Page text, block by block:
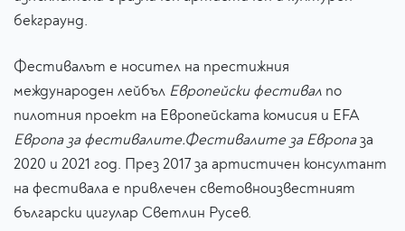
бекграунд.
Фестивалът е носител на престижния
международен лейбъл Европейски фестивал по
пилотния проект на Европейската комисия и EFA
Европа за фестивалите.Фестивалите за Европаза
2020 и 2021 год. През 2017 за артистичен консултант
на фестивала е привлечен световноизвестният
български цигулар Светлин Русев.